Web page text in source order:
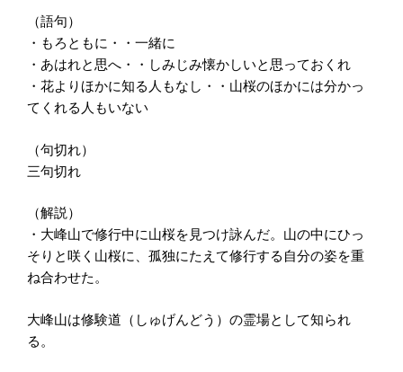
（語句）
・もろともに・・一緒に
・あはれと思へ・・しみじみ懐かしいと思っておくれ
・花よりほかに知る人もなし・・山桜のほかには分かっ
てくれる人もいない
（句切れ）
三句切れ
（解説）
・大峰山で修行中に山桜を見つけ詠んだ。山の中にひっ
そりと咲く山桜に、孤独にたえて修行する自分の姿を重
ね合わせた。
大峰山は修験道（しゅげんどう）の霊場として知られ
る。